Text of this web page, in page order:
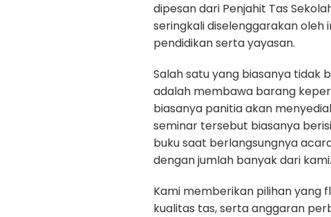
dipesan dari Penjahit Tas
seringkali diselenggarakan
pendidikan serta yayasan.
Salah satu yang biasanya tidak
adalah membawa barang
biasanya panitia akan
seminar tersebut biasanya
buku saat berlangsungnya
dengan jumlah banyak dari kami.
Kami memberikan pilihan yang
kualitas tas, serta anggaran